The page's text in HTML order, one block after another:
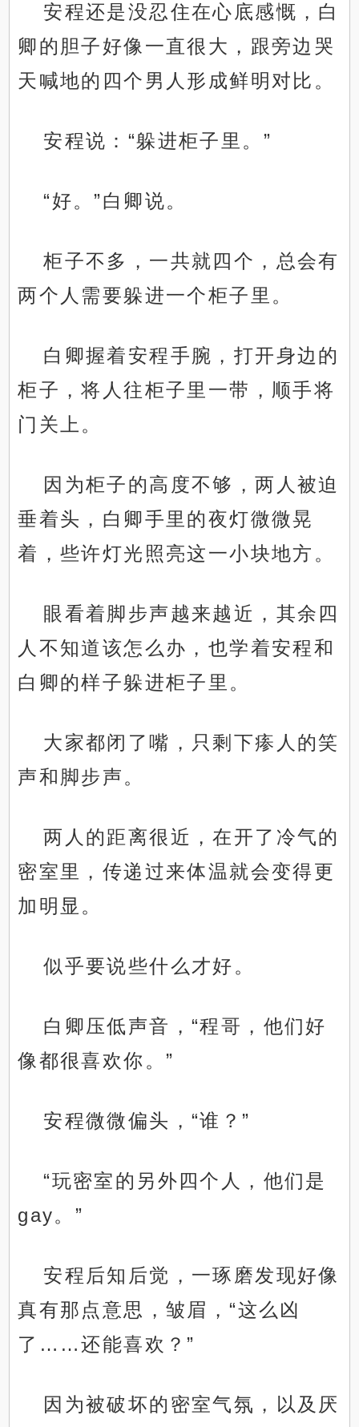
安程还是没忍住在心底感慨，白
卿的胆子好像一直很大，跟旁边哭
天喊地的四个男人形成鲜明对比。
安程说：“躲进柜子里。”
“好。”白卿说。
柜子不多，一共就四个，总会有
两个人需要躲进一个柜子里。
白卿握着安程手腕，打开身边的
柜子，将人往柜子里一带，顺手将
门关上。
因为柜子的高度不够，两人被迫
垂着头，白卿手里的夜灯微微晃
着，些许灯光照亮这一小块地方。
眼看着脚步声越来越近，其余四
人不知道该怎么办，也学着安程和
白卿的样子躲进柜子里。
大家都闭了嘴，只剩下瘆人的笑
声和脚步声。
两人的距离很近，在开了冷气的
密室里，传递过来体温就会变得更
加明显。
似乎要说些什么才好。
白卿压低声音，“程哥，他们好
像都很喜欢你。”
安程微微偏头，“谁？”
“玩密室的另外四个人，他们是
gay。”
安程后知后觉，一琢磨发现好像
真有那点意思，皱眉，“这么凶
了……还能喜欢？”
因为被破坏的密室气氛，以及厌